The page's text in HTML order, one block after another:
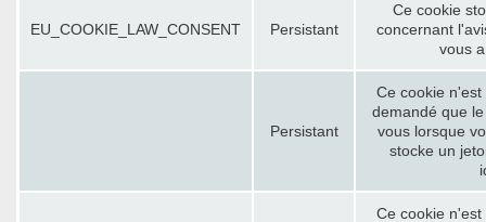
EU_COOKIE_LAW_CONSENT Persistant
Ce cookie
concernant
vous
Persistant
Ce cookie
demandé que
vous lorsque
stocke un
Ce cookie